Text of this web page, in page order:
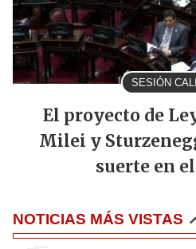
SESIÓN
El proyecto de
Milei y
suerte en
NOTICIAS MÁS VISTAS